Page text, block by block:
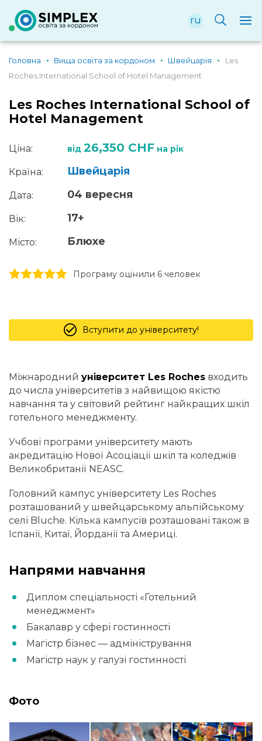
ru
Головна Вища освіта за кордоном Швейцарія
Les
Roches International School of Hotel Management
Les Roches International School of
Hotel Management
Ціна: від 26,350 CHF на рік
Країна: Швейцарія
Дата: 04 вересня
Вік: 17+
Місто: Блюхе
5 stars
4 stars
3 stars
2 stars
1 stars Програму оцінили 6 человек
Вступити до університету!
Міжнародний університет Les Roches входить
до числа університетів з найвищою якістю
навчання та у світовий рейтинг найкращих шкіл
готельного менеджменту.
Учбові програми університету мають
акредитацію Нової Асоціації шкіл та коледжів
Великобританії NEASC.
Головний кампус університету Les Roches
розташований у швейцарському альпійському
селі Bluche. Кілька кампусів розташовані також в
Іспанії, Китаї, Йорданії та Америці.
Напрями навчання
Диплом спеціальності «Готельний
менеджмент»
Бакалавр у сфері гостинності
Магістр бізнес — адміністрування
Магістр наук у галузі гостинності
Фото